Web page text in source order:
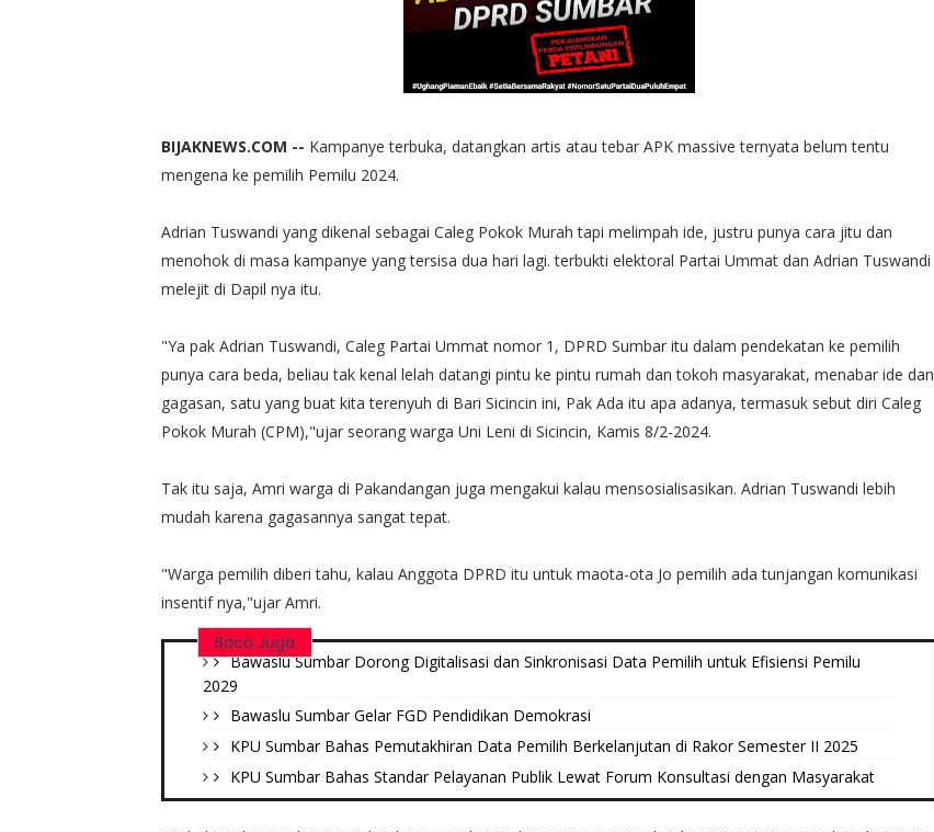
BIJAKNEWS.COM -- Kampanye terbuka, datangkan artis atau tebar APK massive ternyata belum tentu
mengena ke pemilih Pemilu 2024.
Adrian Tuswandi yang dikenal sebagai Caleg Pokok Murah tapi melimpah ide, justru punya cara jitu dan
menohok di masa kampanye yang tersisa dua hari lagi. terbukti elektoral Partai Ummat dan Adrian Tuswandi
melejit di Dapil nya itu.
"Ya pak Adrian Tuswandi, Caleg Partai Ummat nomor 1, DPRD Sumbar itu dalam pendekatan ke pemilih
punya cara beda, beliau tak kenal lelah datangi pintu ke pintu rumah dan tokoh masyarakat, menabar ide dan
gagasan, satu yang buat kita terenyuh di Bari Sicincin ini, Pak Ada itu apa adanya, termasuk sebut diri Caleg
Pokok Murah (CPM),"ujar seorang warga Uni Leni di Sicincin, Kamis 8/2-2024.
Tak itu saja, Amri warga di Pakandangan juga mengakui kalau mensosialisasikan. Adrian Tuswandi lebih
mudah karena gagasannya sangat tepat.
"Warga pemilih diberi tahu, kalau Anggota DPRD itu untuk maota-ota Jo pemilih ada tunjangan komunikasi
insentif nya,"ujar Amri.
Baca Juga
Bawaslu Sumbar Dorong Digitalisasi dan Sinkronisasi Data Pemilih untuk Efisiensi Pemilu
2029
Bawaslu Sumbar Gelar FGD Pendidikan Demokrasi
KPU Sumbar Bahas Pemutakhiran Data Pemilih Berkelanjutan di Rakor Semester II 2025
KPU Sumbar Bahas Standar Pelayanan Publik Lewat Forum Konsultasi dengan Masyarakat